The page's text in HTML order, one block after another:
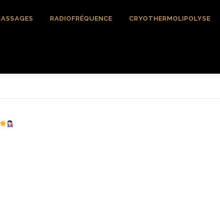
RADIOFRÉQUENCE CRYOTHERMOLIPOLYSE